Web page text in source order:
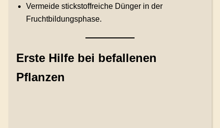
Vermeide stickstoffreiche Dünger in der
Fruchtbildungsphase.
Erste Hilfe bei befallenen
Pflanzen